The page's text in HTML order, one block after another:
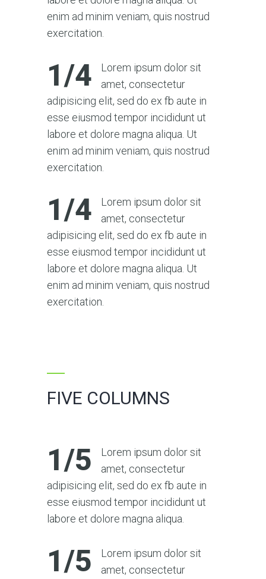
enim ad minim veniam, quis nostrud
exercitation.
1/4
Lorem ipsum dolor sit
amet, consectetur
adipisicing elit, sed do ex fb aute in
esse eiusmod tempor incididunt ut
labore et dolore magna aliqua. Ut
enim ad minim veniam, quis nostrud
exercitation.
1/4
Lorem ipsum dolor sit
amet, consectetur
adipisicing elit, sed do ex fb aute in
esse eiusmod tempor incididunt ut
labore et dolore magna aliqua. Ut
enim ad minim veniam, quis nostrud
exercitation.
FIVE COLUMNS
1/5
Lorem ipsum dolor sit
amet, consectetur
adipisicing elit, sed do ex fb aute in
esse eiusmod tempor incididunt ut
labore et dolore magna aliqua.
1/5
Lorem ipsum dolor sit
amet, consectetur